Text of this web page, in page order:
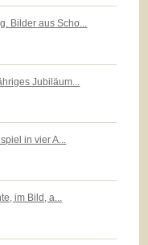
Bilder aus Scho...
Jubiläum...
in vier A...
im Bild, a...